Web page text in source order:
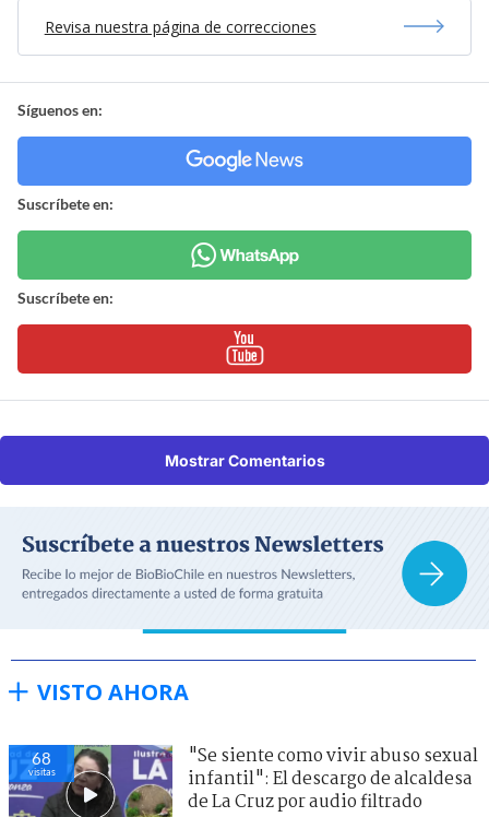
Revisa nuestra página de correcciones
Síguenos en:
Suscríbete en:
Suscríbete en:
Mostrar Comentarios
VISTO AHORA
68
visitas
"Se siente como vivir abuso sexual
infantil": El descargo de alcaldesa
de La Cruz por audio filtrado